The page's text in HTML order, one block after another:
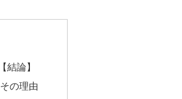
結論】
の理由